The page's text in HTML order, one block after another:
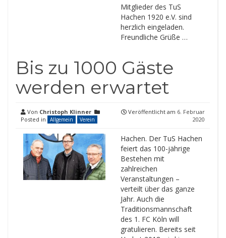
Mitglieder des TuS
Hachen 1920 e.V. sind
herzlich eingeladen.
Freundliche Grüße …
Bis zu 1000 Gäste
werden erwartet
Von Christoph Klinner
Posted in
Allgemein Verein
Veröffentlicht am 6. Februar
2020
Hachen. Der TuS Hachen
feiert das 100-jährige
Bestehen mit
zahlreichen
Veranstaltungen –
verteilt über das ganze
Jahr. Auch die
Traditionsmannschaft
des 1. FC Köln will
gratulieren. Bereits seit